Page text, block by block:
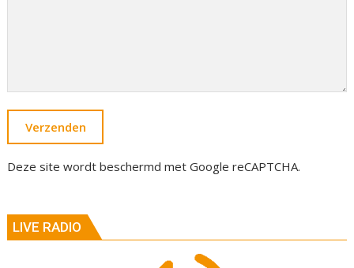
Deze site wordt beschermd met Google reCAPTCHA.
LIVE RADIO